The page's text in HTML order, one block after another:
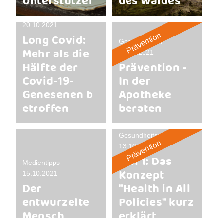
Forschung
20.10.2021
Long Covid:
Mehr als die
Hälfte der
Covid-19-
Genesenen b
etroffen
Prävention
Gesund leben
19.10.2021
Prävention -
In der
Apotheke
beraten
Medientipps
15.10.2021
Der
entwurzelte
Prävention
Gesundheitspolitik
13.10.2021
Teil 1: Das
Konzept
"Health in All
Policies" kurz